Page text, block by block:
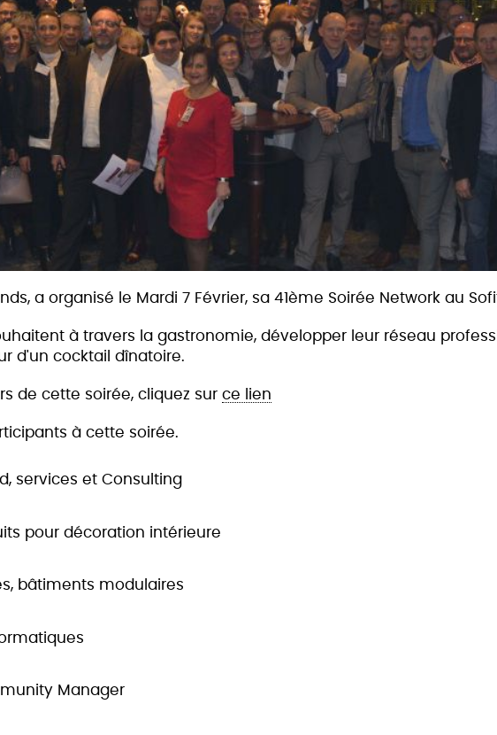
a organisé le Mardi 7 Février, sa 41ème Soirée Network au
à travers la gastronomie, développer leur réseau
d'un cocktail dînatoire.
de cette soirée, cliquez sur ce lien
à cette soirée.
services et Consulting
pour décoration intérieure
bâtiments modulaires
Manager